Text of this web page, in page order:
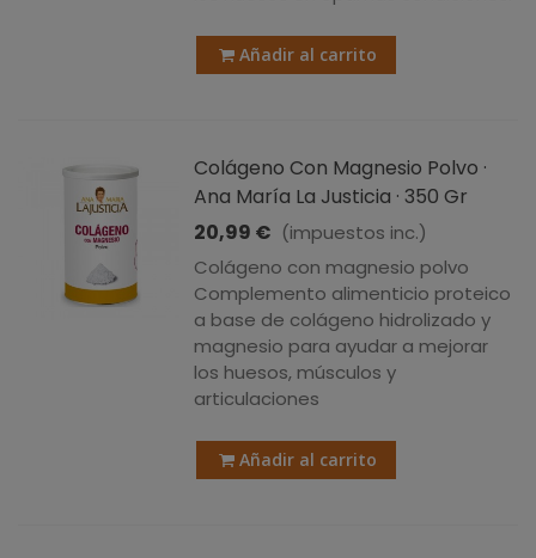
Añadir al carrito
Colágeno Con Magnesio Polvo ·
Ana María La Justicia · 350 Gr
20,99 € (impuestos inc.)
Colágeno con magnesio polvo
Complemento alimenticio proteico
a base de colágeno hidrolizado y
magnesio para ayudar a mejorar
los huesos, músculos y
articulaciones
Añadir al carrito